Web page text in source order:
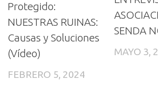
Protegido:
NUESTRAS RUINAS:
Causas y Soluciones
(Vídeo)
FEBRERO 5, 2024
SENDA
MAYO 3,